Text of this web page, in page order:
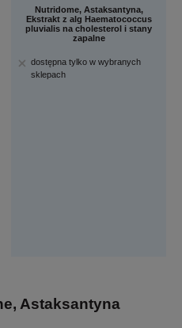
Nutridome, Astaksantyna,
Ekstrakt z alg Haematococcus
pluvialis na cholesterol i stany
zapalne
dostępna tylko w wybranych
sklepach
Astaksantyna